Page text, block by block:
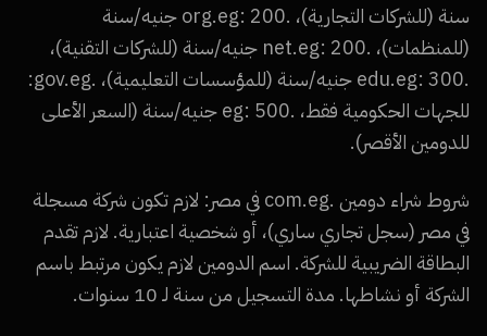
سنة (للشركات التجارية)، .org.eg: 200 جنيه/سنة
(للمنظمات)، .net.eg: 200 جنيه/سنة (للشركات التقنية)،
.edu.eg: 300 جنيه/سنة (للمؤسسات التعليمية)، .gov.eg:
للجهات الحكومية فقط، .eg: 500 جنيه/سنة (السعر الأعلى
للدومين الأقصر).
شروط شراء دومين .com.eg في مصر: لازم تكون شركة مسجلة
في مصر (سجل تجاري ساري)، أو شخصية اعتبارية. لازم تقدم
البطاقة الضريبية للشركة. اسم الدومين لازم يكون مرتبط باسم
الشركة أو نشاطها. مدة التسجيل من سنة لـ 10 سنوات.